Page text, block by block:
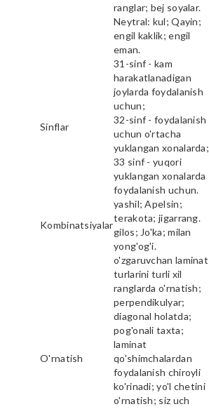
ranglar; bej soyalar.
Neytral: kul; Qayin;
engil kaklik; engil
eman.
Sinflar
31-sinf - kam
harakatlanadigan
joylarda foydalanish
uchun;
32-sinf - foydalanish
uchun o'rtacha
yuklangan xonalarda;
33 sinf - yuqori
yuklangan xonalarda
foydalanish uchun.
Kombinatsiyalar
yashil; Apelsin;
terakota; jigarrang.
gilos; Jo'ka; milan
yong'og'i.
O'rnatish
o'zgaruvchan laminat
turlarini turli xil
ranglarda o'rnatish;
perpendikulyar;
diagonal holatda;
pog'onali taxta;
laminat
qo'shimchalardan
foydalanish chiroyli
ko'rinadi; yo'l chetini
o'rnatish; siz uch